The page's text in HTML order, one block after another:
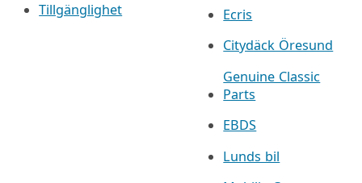
Tillgänglighet
Ecris
Citydäck Öresund
Genuine Classic
Parts
EBDS
Lunds bil